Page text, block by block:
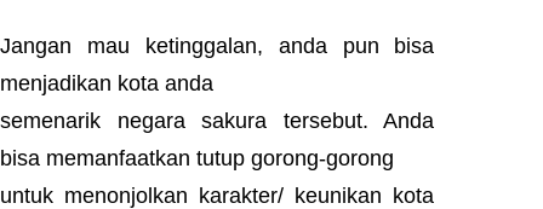
Jangan mau ketinggalan, anda pun bisa
menjadikan kota anda
semenarik negara sakura tersebut. Anda
bisa memanfaatkan tutup gorong-gorong
untuk menonjolkan karakter/ keunikan kota